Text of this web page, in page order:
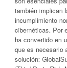
también implican
incumplimiento
cibernéticas. Por
ha convertido en
que es necesario
solución: